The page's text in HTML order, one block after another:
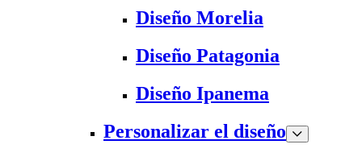
Diseño Morelia
Diseño Patagonia
Diseño Ipanema
Personalizar el diseño